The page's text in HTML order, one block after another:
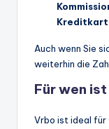
Auch wenn Sie
weiterhin die
Für wen ist
Vrbo ist ideal für